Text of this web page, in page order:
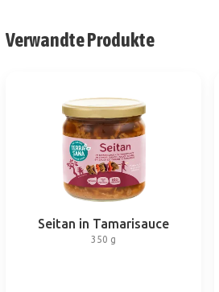
Verwandte Produkte
Seitan in Tamarisauce
350 g